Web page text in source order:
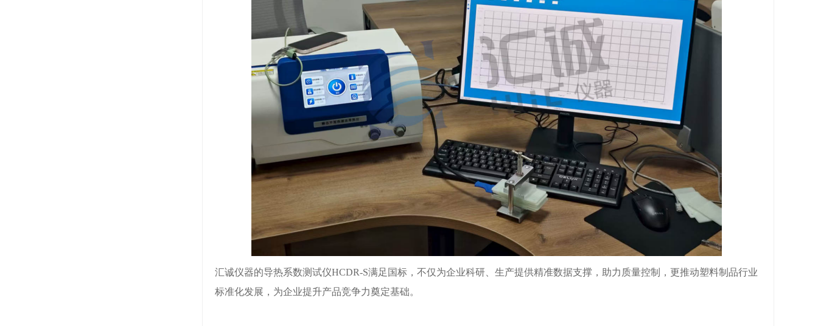
汇诚仪器的导热系数测试仪HCDR-S满足国标，不仅为企业科研、生产提供精准数据支撑，助力质量控制，更推动塑料制品行业
标准化发展，为企业提升产品竞争力奠定基础。